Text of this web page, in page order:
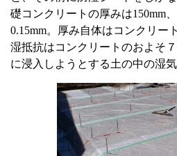
礎コンクリートの厚みは150mm
0.15mm。厚み自体はコンクリー
湿抵抗はコンクリートのおよそ
に浸入しようとする土の中の湿